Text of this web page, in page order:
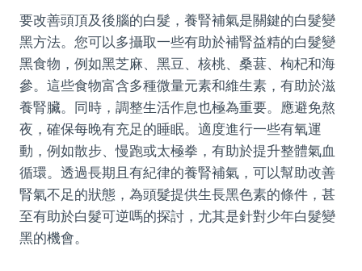
要改善頭頂及後腦的白髮，養腎補氣是關鍵的白髮變
黑方法。您可以多攝取一些有助於補腎益精的白髮變
黑食物，例如黑芝麻、黑豆、核桃、桑葚、枸杞和海
參。這些食物富含多種微量元素和維生素，有助於滋
養腎臟。同時，調整生活作息也極為重要。應避免熬
夜，確保每晚有充足的睡眠。適度進行一些有氧運
動，例如散步、慢跑或太極拳，有助於提升整體氣血
循環。透過長期且有紀律的養腎補氣，可以幫助改善
腎氣不足的狀態，為頭髮提供生長黑色素的條件，甚
至有助於白髮可逆嗎的探討，尤其是針對少年白髮變
黑的機會。